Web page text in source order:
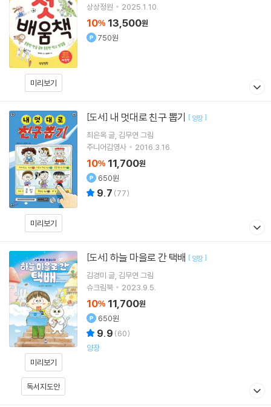
미리보기
상상정원
2025.1.10.
10% 13,500원
750원
미리보기
[도서] 내 멋대로 친구 뽑기 [ 양장]
최은옥글 김무연 그림
주니어김영사
2016.3.16.
10% 11,700원
650원
9.7 (77)
미리보기
독서지도안
[도서] 하늘 마을로 간 택배 [ 양장]
김경미 글 김무연 그림
슈크림북
2023.9.5.
10% 11,700원
650원
9.9 (60)
양장